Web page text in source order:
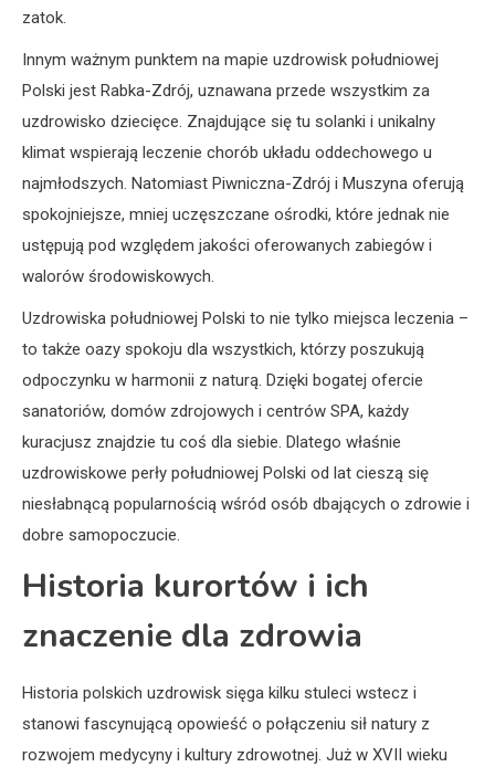
zatok.
Innym ważnym punktem na mapie uzdrowisk południowej
Polski jest Rabka-Zdrój, uznawana przede wszystkim za
uzdrowisko dziecięce. Znajdujące się tu solanki i unikalny
klimat wspierają leczenie chorób układu oddechowego u
najmłodszych. Natomiast Piwniczna-Zdrój i Muszyna oferują
spokojniejsze, mniej uczęszczane ośrodki, które jednak nie
ustępują pod względem jakości oferowanych zabiegów i
walorów środowiskowych.
Uzdrowiska południowej Polski to nie tylko miejsca leczenia –
to także oazy spokoju dla wszystkich, którzy poszukują
odpoczynku w harmonii z naturą. Dzięki bogatej ofercie
sanatoriów, domów zdrojowych i centrów SPA, każdy
kuracjusz znajdzie tu coś dla siebie. Dlatego właśnie
uzdrowiskowe perły południowej Polski od lat cieszą się
niesłabnącą popularnością wśród osób dbających o zdrowie i
dobre samopoczucie.
Historia kurortów i ich
znaczenie dla zdrowia
Historia polskich uzdrowisk sięga kilku stuleci wstecz i
stanowi fascynującą opowieść o połączeniu sił natury z
rozwojem medycyny i kultury zdrowotnej. Już w XVII wieku